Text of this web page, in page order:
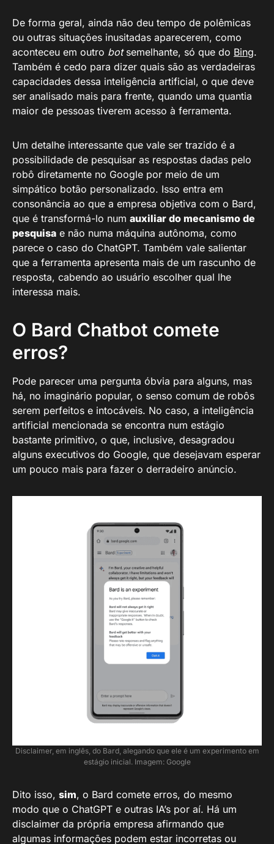
De forma geral, ainda não deu tempo de polêmicas
ou outras situações inusitadas aparecerem, como
aconteceu em outro bot semelhante, só que do Bing.
Também é cedo para dizer quais são as verdadeiras
capacidades dessa inteligência artificial, o que deve
ser analisado mais para frente, quando uma quantia
maior de pessoas tiverem acesso à ferramenta.
Um detalhe interessante que vale ser trazido é a
possibilidade de pesquisar as respostas dadas pelo
robô diretamente no Google por meio de um
simpático botão personalizado. Isso entra em
consonância ao que a empresa objetiva com o Bard,
que é transformá-lo num auxiliar do mecanismo de
pesquisa e não numa máquina autônoma, como
parece o caso do ChatGPT. Também vale salientar
que a ferramenta apresenta mais de um rascunho de
resposta, cabendo ao usuário escolher qual lhe
interessa mais.
O Bard Chatbot comete
erros?
Pode parecer uma pergunta óbvia para alguns, mas
há, no imaginário popular, o senso comum de robôs
serem perfeitos e intocáveis. No caso, a inteligência
artificial mencionada se encontra num estágio
bastante primitivo, o que, inclusive, desagradou
alguns executivos do Google, que desejavam esperar
um pouco mais para fazer o derradeiro anúncio.
Disclaimer, em inglês, do Bard, alegando que ele é um experimento em
estágio inicial. Imagem: Google
Dito isso, sim, o Bard comete erros, do mesmo
modo que o ChatGPT e outras IA’s por aí. Há um
disclaimer da própria empresa afirmando que
algumas informações podem estar incorretas ou